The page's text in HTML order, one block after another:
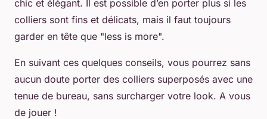
chic et élégant. Il est possible d’en porter plus si les
colliers sont fins et délicats, mais il faut toujours
garder en tête que "less is more".
En suivant ces quelques conseils, vous pourrez sans
aucun doute porter des colliers superposés avec une
tenue de bureau, sans surcharger votre look. A vous
de jouer !